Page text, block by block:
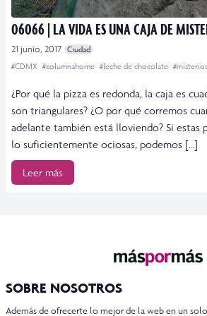
06066 | LA VIDA ES UNA CAJA DE
21 junio, 2017 Ciudad
#CDMX #columnahome #leche de chocolate #misterios
¿Por qué la pizza es redonda, la caja es
son triangulares? ¿O por qué corremos
adelante también está lloviendo? Si estas
lo suficientemente ociosas, podemos […]
Leer más
SOBRE NOSOTROS
Además de ofrecerte lo mejor de la web en un